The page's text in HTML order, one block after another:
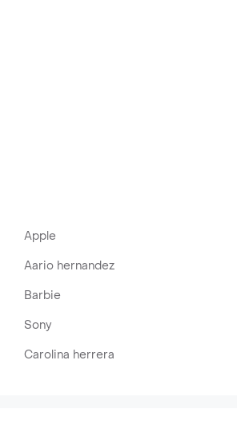
Apple
Aario hernandez
Barbie
Sony
Carolina herrera